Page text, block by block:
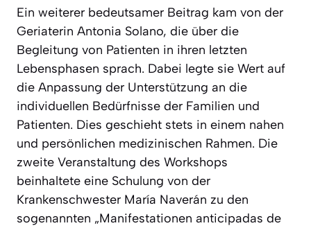
Ein weiterer bedeutsamer Beitrag kam von der
Geriaterin Antonia Solano, die über die
Begleitung von Patienten in ihren letzten
Lebensphasen sprach. Dabei legte sie Wert auf
die Anpassung der Unterstützung an die
individuellen Bedürfnisse der Familien und
Patienten. Dies geschieht stets in einem nahen
und persönlichen medizinischen Rahmen. Die
zweite Veranstaltung des Workshops
beinhaltete eine Schulung von der
Krankenschwester María Naverán zu den
sogenannten „Manifestationen anticipadas de